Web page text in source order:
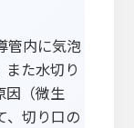
管内に気泡
た水切り
因（微生
、切り口の